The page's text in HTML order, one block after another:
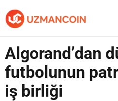
Yazarlardan
Piyasa
Algorand’dan
futbolunun
iş birliği